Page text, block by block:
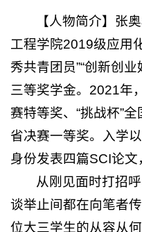
【人物简介】张
工程学院2019级应用
秀共青团员”“创新创
三等奖学金。2021年
赛特等奖、“挑战杯”
省决赛一等奖。入学
身份发表四篇SCI论文
从刚见面时打招
谈举止间都在向笔者
位大三学生的从容从